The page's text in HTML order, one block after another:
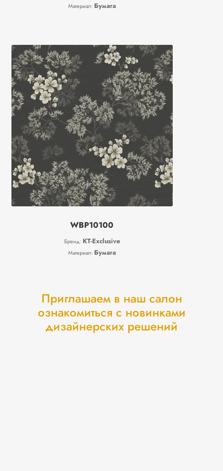
Материал: Бумага
WBP10100
Бренд: KT-Exclusive
Материал: Бумага
Приглашаем в наш салон
ознакомиться с новинками
дизайнерских решений